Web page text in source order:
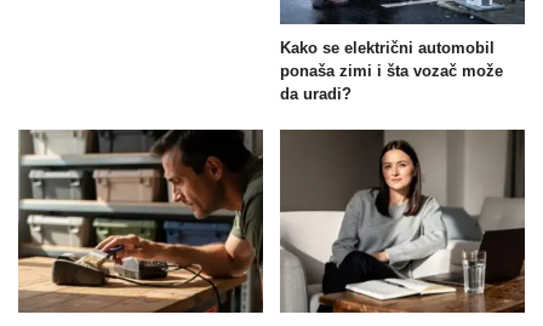
Kako se električni automobil
ponaša zimi i šta vozač može
da uradi?